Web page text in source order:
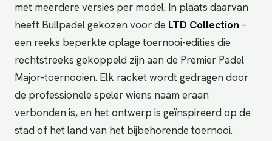
met meerdere versies per model. In plaats daarvan
heeft Bullpadel gekozen voor de LTD Collection –
een reeks beperkte oplage toernooi-edities die
rechtstreeks gekoppeld zijn aan de Premier Padel
Major-toernooien. Elk racket wordt gedragen door
de professionele speler wiens naam eraan
verbonden is, en het ontwerp is geïnspireerd op de
stad of het land van het bijbehorende toernooi.